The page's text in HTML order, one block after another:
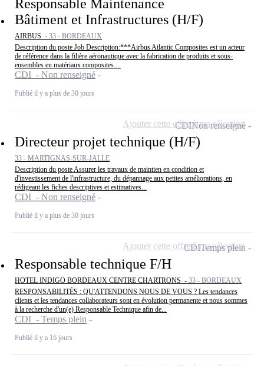
Responsable Maintenance
Bâtiment et Infrastructures (H/F)
AIRBUS - 33 - BORDEAUX
Description du poste Job Description:***Airbus Atlantic Composites est un acteur
de référence dans la filière aéronautique avec la fabrication de produits et sous-
ensembles en matériaux composites....
CDI - Non renseigné
Publié il y a plus de 30 jours
Directeur projet technique (H/F)
33 - MARTIGNAS-SUR-JALLE
Description du poste Assurer les travaux de maintien en condition et
d'investissement de l'infrastructure, du dépannage aux petites améliorations, en
rédigeant les fiches descriptives et estimatives...
CDI - Non renseigné
Publié il y a plus de 30 jours
CDINon renseigné
Ajouter cette offre à ma sélection
Responsable technique F/H
HOTEL INDIGO BORDEAUX CENTRE CHARTRONS - 33 - BORDEAUX
RESPONSABILITÉS : QU'ATTENDONS NOUS DE VOUS ? Les tendances
clients et les tendances collaborateurs sont en évolution permanente et nous sommes
à la recherche d'un(e) Responsable Technique afin de...
CDI - Temps plein
Publié il y a 16 jours
CDITemps plein
Ajouter cette offre à ma sélection